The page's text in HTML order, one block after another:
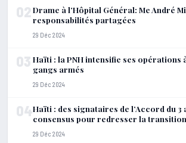
02Drame à l’Hôpital Général: Me André
responsabilités partagées
29 Déc 2024
03 Haïti : la PNH intensifie ses opérations
gangs armés
29 Déc 2024
04Haïti : des signataires de l’Accord du 3
consensus pour redresser la
29 Déc 2024